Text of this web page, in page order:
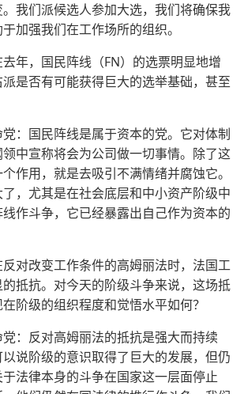
我们派候选人参加大选，我们将确保我
加强我们在工作场所的组织。
年，国民阵线（FN）的选票明显地增
是否有可能获得巨大的选举基础，甚至
：国民阵线是属于资本的党。它对体制
中宣称将会为公司做一切事情。除了这
作用，就是去吸引不满情绪并腐蚀它。
，尤其是在社会底层和中小资产阶级中
作斗争，它已经暴露出自己作为资本的
对改变工作条件的高姆丽法时，法国工
抵抗。对今天的阶级斗争来说，这场抵
阶级的组织程度和觉悟水平如何？
：反对高姆丽法的抵抗是强大而持续
说阶级的意识取得了巨大的发展，但仍
法律本身的斗争在国家这一层面停止